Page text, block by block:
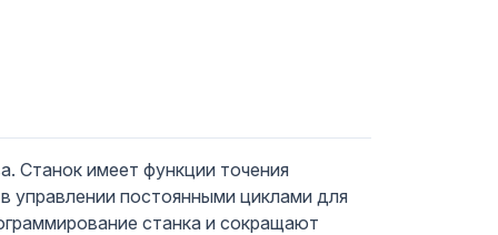
Станок имеет функции точения
управлении постоянными циклами для
станка и сокращают